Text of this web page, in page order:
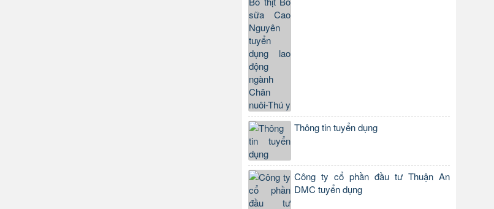
Thông tin tuyển dụng
Công ty cổ phần đầu tư Thuận An
DMC tuyển dụng